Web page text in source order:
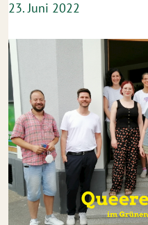
23. Juni 2022